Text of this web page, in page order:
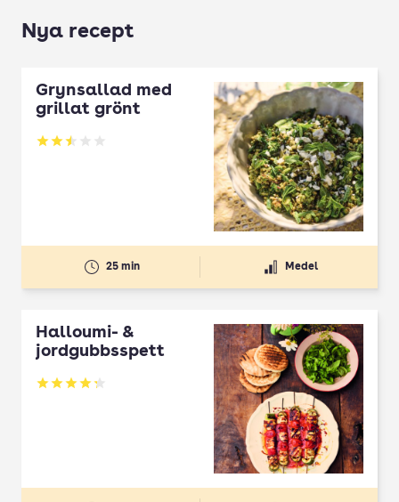
Nya recept
Grynsallad med
grillat grönt
Betyg: 2.5 av 5
25 min Medel
Halloumi- &
jordgubbsspett
Betyg: 4.3 av 5